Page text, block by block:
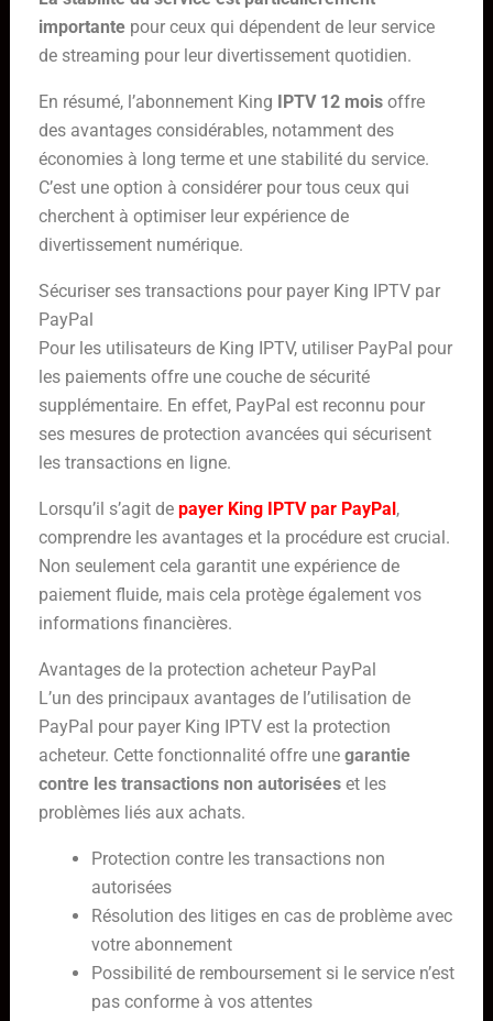
importantepour ceux qui dépendent de leur service
de streaming pour leur divertissement quotidien.
En résumé, l’abonnement King IPTV 12 moisoffre
des avantages considérables, notamment des
économies à long terme et une stabilité du service.
C’est une option à considérer pour tous ceux qui
cherchent à optimiser leur expérience de
divertissement numérique.
Sécuriser ses transactions pour payer King IPTV par
PayPal
Pour les utilisateurs de King IPTV, utiliser PayPal pour
les paiements offre une couche de sécurité
supplémentaire. En effet, PayPal est reconnu pour
ses mesures de protection avancées qui sécurisent
les transactions en ligne.
Lorsqu’il s’agit de payer King IPTV par PayPal ,
comprendre les avantages et la procédure est crucial.
Non seulement cela garantit une expérience de
paiement fluide, mais cela protège également vos
informations financières.
Avantages de la protection acheteur PayPal
L’un des principaux avantages de l’utilisation de
PayPal pour payer King IPTV est la protection
acheteur. Cette fonctionnalité offre une garantie
contre les transactions non autorisées et les
problèmes liés aux achats.
Protection contre les transactions non
autorisées
Résolution des litiges en cas de problème avec
votre abonnement
Possibilité de remboursement si le service n’est
pas conforme à vos attentes